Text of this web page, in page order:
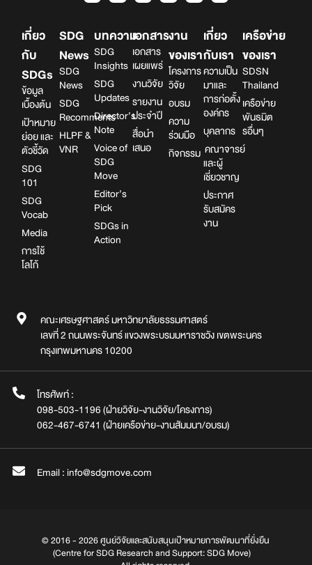
เกี่ยว
กับ
SDGs
ข้อมูล
เบื้องต้น
เป้าหมาย
ย่อย และ
ตัวชี้วัด
SDG
101
SDG
Vocab
Media
การใช้
โลโก้
SDG
News
SDG
News
SDG
Recomments
HLPF &
VNR
บทความ
SDG
Insights
SDG
Updates
Director’s
Note
Voice of
SDG
Move
Editor’s
Pick
SDGs in
Action
เอกสาร
เอกสาร
เผยแพร่
งานวิจัย
รายงาน
ประจำปี
สื่อนำ
เสนอ
งาน
ของเรา
โครงการ
วิจัย
อบรม
ความ
ร่วมมือ
กิจกรรม
เกี่ยว
กับเรา
ความเป็น
มาและ
การก่อตั้ง
องค์กร
บุคลากร
คณาจารย์
และผู้
เชี่ยวชาญ
ประกาศ
รับสมัคร
งาน
เครือข่าย
ของเรา
SDSN
Thailand
เครือข่าย
พันธมิต
รอื่นๆ
คณะเศรษฐศาสตร์ มหาวิทยาลัยธรรมศาสตร์
เลขที่ 2 ถนนพระจันทร์ แขวงพระบรมมหาราชวัง เขตพระนคร
กรุงเทพมหานคร 10200
โทรศัพท์ :
098-503-1196 (ฝ่ายวิจัย-งานวิจัย/โครงการ)
062-467-6741 (ฝ่ายเครือข่าย-งานสัมมนา/อบรม)
Email : info@sdgmove.com
© 2016 - 2026 ศูนย์วิจัยและสนับสนุนเป้าหมายการพัฒนาที่ยั่งยืน
(Centre for SDG Research and Support: SDG Move)